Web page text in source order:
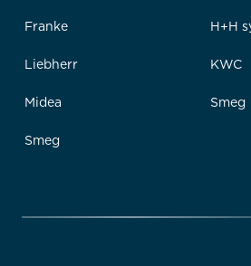
Franke
Liebherr
Midea
Smeg
H+H
KWC
Smeg